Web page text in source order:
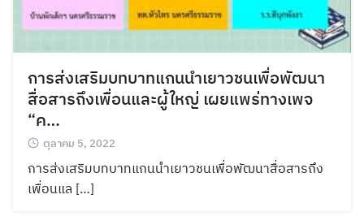
การส่งเสริมบทบาทแกนนำเยาวชนเพื่อพัฒนา
สื่อสารถึงเพื่อนและผู้ใหญ่ เผยแพร่ทางเพจ
“ค…
ตุลาคม 5, 2022
การส่งเสริมบทบาทแกนนำเยาวชนเพื่อพัฒนาสื่อสารถึง
เพื่อนแล […]